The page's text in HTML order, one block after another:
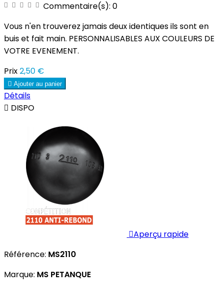
Commentaire(s): 0
Vous n'en trouverez jamais deux identiques ils sont en
buis et fait main. PERSONNALISABLES AUX COULEURS DE
VOTRE EVENEMENT.
Prix2,50 €
 Ajouter au panier
Détails
 DISPO
Aperçu rapide
Référence: MS2110
Marque: MS PETANQUE